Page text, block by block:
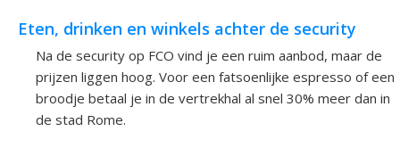
Eten, drinken en winkels achter de security
Na de security op FCO vind je een ruim aanbod, maar de
prijzen liggen hoog. Voor een fatsoenlijke espresso of een
broodje betaal je in de vertrekhal al snel 30% meer dan in
de stad Rome.